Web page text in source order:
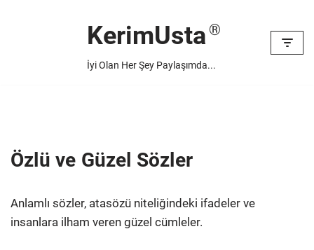
KerimUsta
İyi Olan Her Şey Paylaşımda...
Özlü ve Güzel Sözler
Anlamlı sözler, atasözü niteliğindeki ifadeler ve
insanlara ilham veren güzel cümleler.